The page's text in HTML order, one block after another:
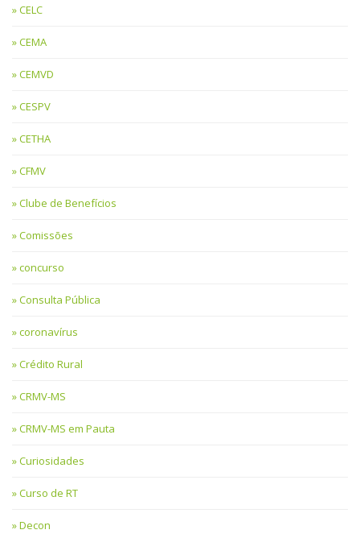
CELC
CEMA
CEMVD
CESPV
CETHA
CFMV
Clube de Benefícios
Comissões
concurso
Consulta Pública
coronavírus
Crédito Rural
CRMV-MS
CRMV-MS em Pauta
Curiosidades
Curso de RT
Decon